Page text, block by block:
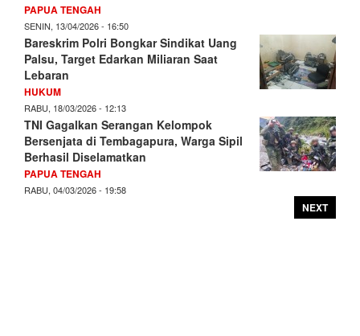
PAPUA TENGAH
SENIN, 13/04/2026 - 16:50
Bareskrim Polri Bongkar Sindikat Uang
Palsu, Target Edarkan Miliaran Saat
Lebaran
HUKUM
RABU, 18/03/2026 - 12:13
TNI Gagalkan Serangan Kelompok
Bersenjata di Tembagapura, Warga Sipil
Berhasil Diselamatkan
PAPUA TENGAH
RABU, 04/03/2026 - 19:58
NEXT